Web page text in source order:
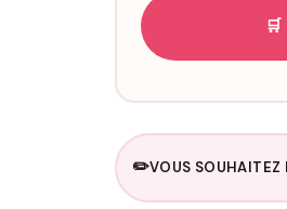
✏️VOUS SOUHAITEZ